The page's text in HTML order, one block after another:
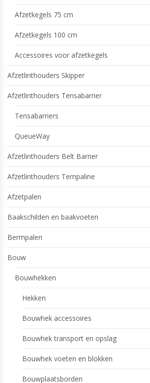
Afzetkegels 75 cm
Afzetkegels 100 cm
Accessoires voor afzetkegels
Afzetlinthouders Skipper
Afzetlinthouders Tensabarrier
Tensabarriers
QueueWay
Afzetlinthouders Belt Barrier
Afzetlinthouders Tempaline
Afzetpalen
Baakschilden en baakvoeten
Bermpalen
Bouw
Bouwhekken
Hekken
Bouwhek accessoires
Bouwhek transport en opslag
Bouwhek voeten en blokken
Bouwplaatsborden